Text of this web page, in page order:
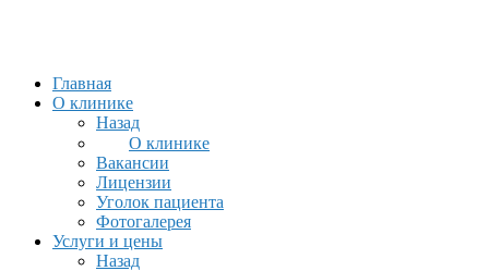
Главная
О клинике
Назад
О клинике
Вакансии
Лицензии
Уголок пациента
Фотогалерея
Услуги и цены
Назад